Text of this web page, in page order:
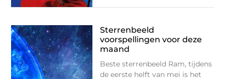
Sterrenbeeld
voorspellingen voor deze
maand
Beste sterrenbeeld Ram, tijdens
de eerste helft van mei is het